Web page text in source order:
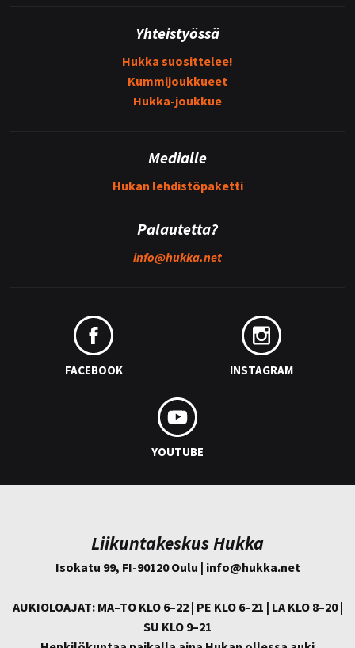
Yhteistyössä
Hukka suosittelee!
Kummijoukkueet
Hukka-joukkue
Medialle
Hukan lehdistöpaketti
Palautetta?
info@hukka.net
FACEBOOK INSTAGRAM
YOUTUBE
Liikuntakeskus Hukka
Isokatu 99, FI-90120 Oulu | info@hukka.net
AUKIOLOAJAT: MA–TO KLO 6–22 | PE KLO 6–21 | LA KLO 8–20 |
SU KLO 9–21